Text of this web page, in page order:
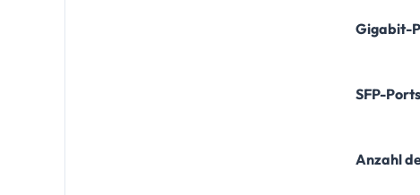
Gigabit-
SFP-Ports
Anzahl